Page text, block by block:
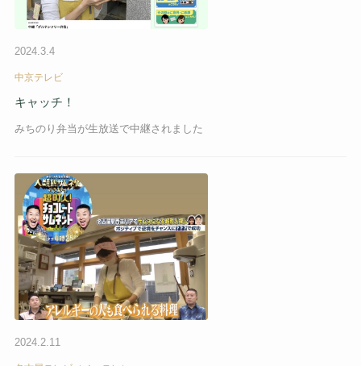
2024.3.4
中京テレビ
キャッチ！
みちのり弁当が生放送で中継されました
2024.2.11